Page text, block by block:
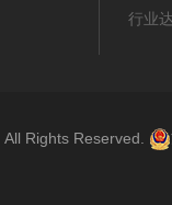
行业
All Rights Reserved.